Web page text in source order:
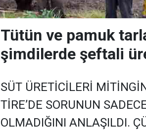
Tütün ve pamuk
şimdilerde şeftali
SÜT ÜRETİCİLERİ
TİRE’DE SORUNUN
OLMADIĞINI ANLAŞILDI.